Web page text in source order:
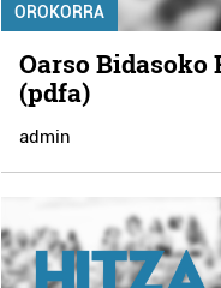
OROKORRA
Oarso Bidasoko
(pdfa)
admin